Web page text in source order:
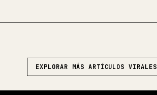
EXPLORAR MÁS ARTÍCULOS VIRALES